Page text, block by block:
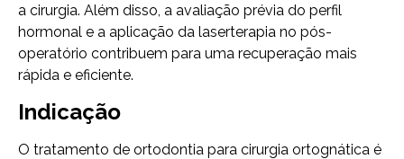
a cirurgia. Além disso, a avaliação prévia do perfil
hormonal e a aplicação da laserterapia no pós-
operatório contribuem para uma recuperação mais
rápida e eficiente.
Indicação
O tratamento de ortodontia para cirurgia ortognática é